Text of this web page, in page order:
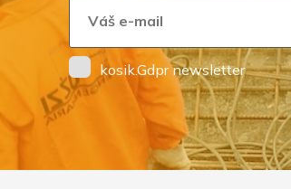
kosik.Gdpr newsletter